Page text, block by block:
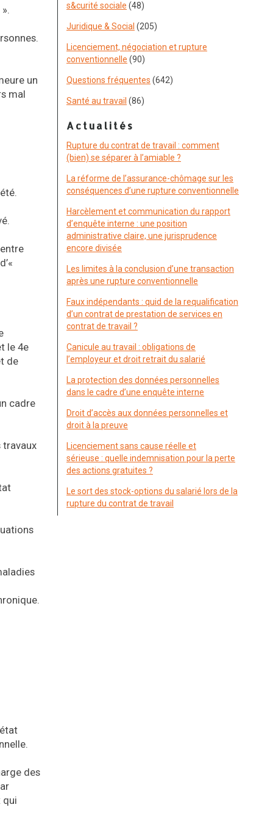
un
mal
le 4e
de
cadre
travaux
des
qui
s&curité sociale (48)
Juridique & Social (205)
Licenciement, négociation et rupture
conventionnelle (90)
Questions fréquentes (642)
Santé au travail (86)
Actualités
Rupture du contrat de travail : comment
(bien) se séparer à l’amiable ?
La réforme de l’assurance-chômage sur les
conséquences d’une rupture conventionnelle
Harcèlement et communication du rapport
d’enquête interne : une position
administrative claire, une jurisprudence
encore divisée
Les limites à la conclusion d’une transaction
après une rupture conventionnelle
Faux indépendants : quid de la requalification
d’un contrat de prestation de services en
contrat de travail ?
Canicule au travail : obligations de
l’employeur et droit retrait du salarié
La protection des données personnelles
dans le cadre d’une enquête interne
Droit d’accès aux données personnelles et
droit à la preuve
Licenciement sans cause réelle et
sérieuse : quelle indemnisation pour la perte
des actions gratuites ?
Le sort des stock-options du salarié lors de la
rupture du contrat de travail